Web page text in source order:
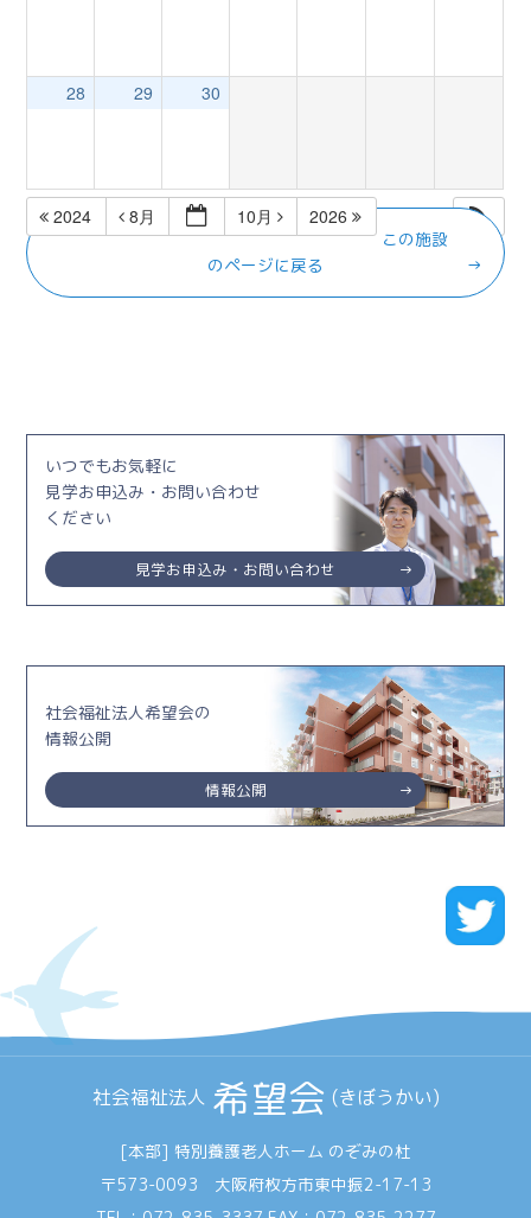
28 29 30
2024 8月 10月 2026
この施設
のページに戻る
いつでもお気軽に
見学お申込み・お問い合わせ
ください
見学お申込み・お問い合わせ
社会福祉法人希望会の
情報公開
情報公開
社会福祉法人 希望会 (きぼうかい)
[本部] 特別養護老人ホーム のぞみの杜
〒573-0093 大阪府枚方市東中振2-17-13